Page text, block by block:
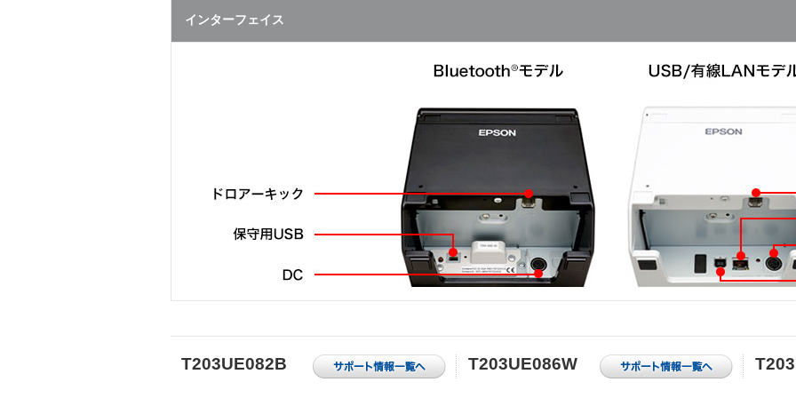
インターフェイス
T203UE082B T203UE086W